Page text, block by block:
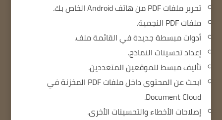
تحرير ملفات PDF من هاتف Android الخاص بك.
ملفات PDF النجمية.
أدوات مبسطة جديدة في القائمة ملف.
إعداد تحسينات النماذج.
تأليف مبسط للموقعين المتعددين.
ابحث عن المحتوى داخل ملفات PDF المخزنة في
Document Cloud.
إصلاحات الأخطاء والتحسينات الأخرى.